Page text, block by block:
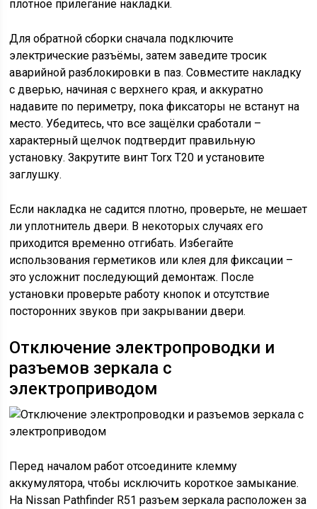
плотное прилегание накладки.
Для обратной сборки сначала подключите
электрические разъёмы, затем заведите тросик
аварийной разблокировки в паз. Совместите накладку
с дверью, начиная с верхнего края, и аккуратно
надавите по периметру, пока фиксаторы не встанут на
место. Убедитесь, что все защёлки сработали –
характерный щелчок подтвердит правильную
установку. Закрутите винт Torx T20 и установите
заглушку.
Если накладка не садится плотно, проверьте, не мешает
ли уплотнитель двери. В некоторых случаях его
приходится временно отгибать. Избегайте
использования герметиков или клея для фиксации –
это усложнит последующий демонтаж. После
установки проверьте работу кнопок и отсутствие
посторонних звуков при закрывании двери.
Отключение электропроводки и
разъемов зеркала с
электроприводом
Перед началом работ отсоедините клемму
аккумулятора, чтобы исключить короткое замыкание.
На Nissan Pathfinder R51 разъем зеркала расположен за